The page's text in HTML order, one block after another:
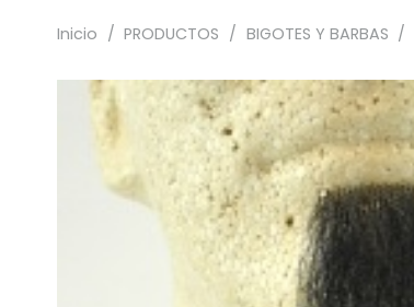
Inicio / PRODUCTOS / BIGOTES Y BARBAS /